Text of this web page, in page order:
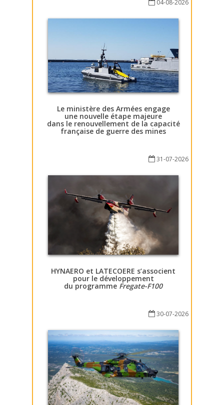
04-08-2026
Le ministère des Armées engage
une nouvelle étape majeure
dans le renouvellement de la capacité
française de guerre des mines
31-07-2026
HYNAERO et LATECOERE s’associent
pour le développement
du programme Fregate-F100
30-07-2026